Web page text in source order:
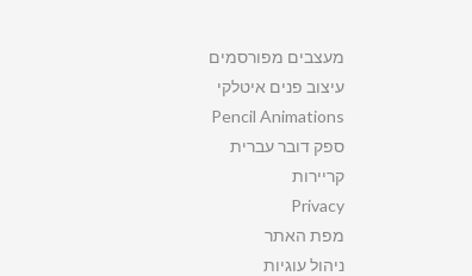
מעצבים מפורסמים
עיצוב פנים איטלקי
Pencil Animations
ספק דובר עברית
קריירות
Privacy
מפת האתר
ניהול עוגיות